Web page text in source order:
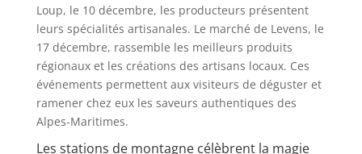
Loup, le 10 décembre, les producteurs présentent
leurs spécialités artisanales. Le marché de Levens, le
17 décembre, rassemble les meilleurs produits
régionaux et les créations des artisans locaux. Ces
événements permettent aux visiteurs de déguster et
ramener chez eux les saveurs authentiques des
Alpes-Maritimes.
Les stations de montagne célèbrent la magie